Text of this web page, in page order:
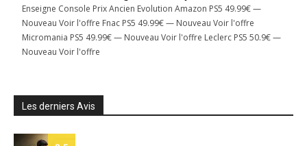
Enseigne Console Prix Ancien Evolution Amazon PS5 49.99€ —
Nouveau Voir l'offre Fnac PS5 49.99€ — Nouveau Voir l'offre
Micromania PS5 49.99€ — Nouveau Voir l'offre Leclerc PS5 50.9€ —
Nouveau Voir l'offre
Les derniers Avis